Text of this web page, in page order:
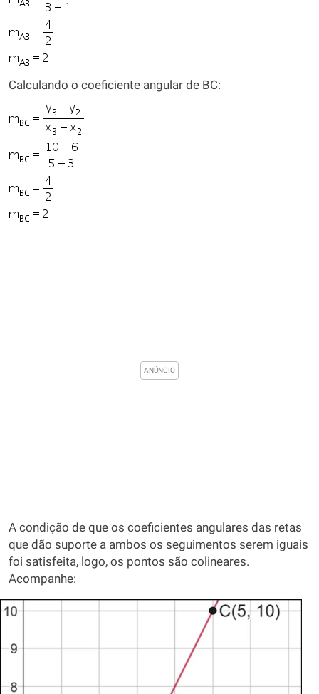
Calculando o coeficiente angular de BC:
A condição de que os coeficientes angulares das retas
que dão suporte a ambos os seguimentos serem iguais
foi satisfeita, logo, os pontos são colineares.
Acompanhe: